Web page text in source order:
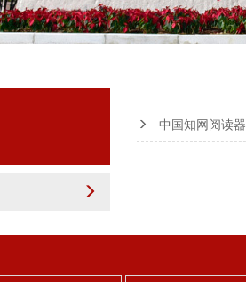
中国知网阅读器